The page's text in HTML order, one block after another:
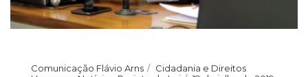
Comunicação Flávio Arns
Cidadania e Direitos